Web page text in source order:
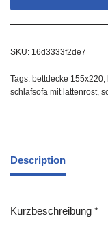
SKU: 16d3333f2de7
Tags: bettdecke 155x220,
schlafsofa mit lattenrost,
Description
Kurzbeschreibung *